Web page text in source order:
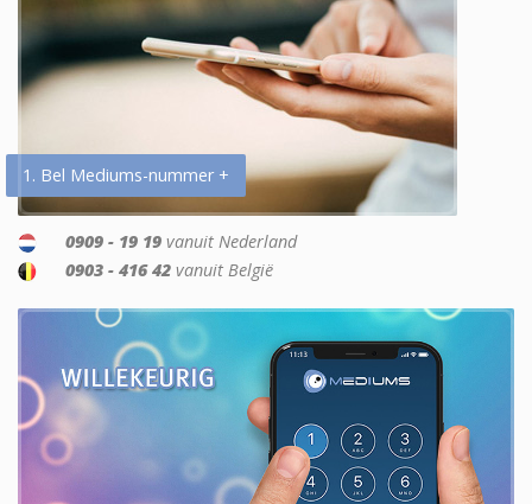
1. Bel Mediums-nummer +
0909 - 19 19 vanuit Nederland
0903 - 416 42 vanuit België